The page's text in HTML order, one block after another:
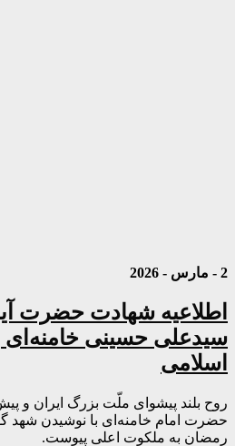
2 - مارس - 2026
اطلاعیه شهادت حضرت
سیدعلی حسینی خامنه‌ای
اسلامی
روح بلند پیشوای ملّت بزرگ ایران و
حضرت امام خامنه‌ای با نوشیدن شهد
رمضان به ملکوت اعلی پیوست.